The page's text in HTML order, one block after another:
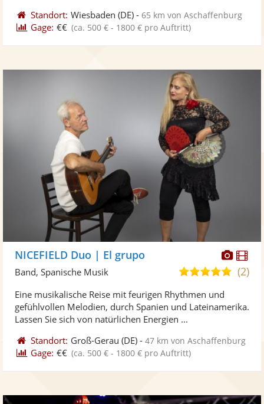
Standort: Wiesbaden (DE) -65 km von Aschaffenburg
Gage: €€ (ca. 500 € - 1800 € pro Auftritt)
NICEFIELD Duo | El grupo
4,8(2)
Band, Spanische Musik
Eine musikalische Reise mit feurigen Rhythmen und
gefühlvollen Melodien, durch Spanien und Lateinamerika.
Lassen Sie sich von natürlichen Energien ...
Standort: Groß-Gerau (DE) -47 km von Aschaffenburg
Gage: €€ (ca. 500 € - 1800 € pro Auftritt)